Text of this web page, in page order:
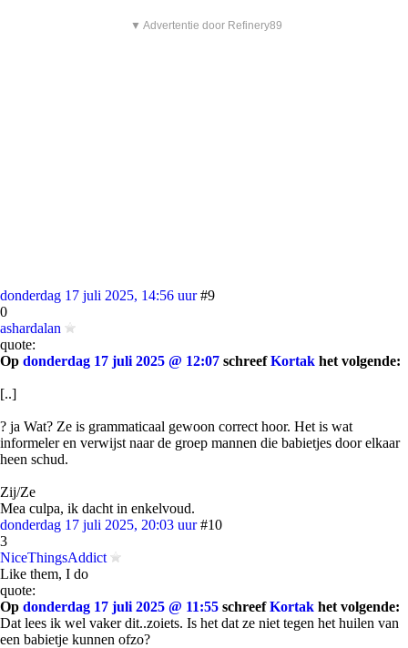
▼ Advertentie door Refinery89
donderdag 17 juli 2025, 14:56 uur #9
0
ashardalan
quote:
Op donderdag 17 juli 2025 @ 12:07 schreefKortak het volgende:
[..]
? ja Wat? Ze is grammaticaal gewoon correct hoor. Het is wat
informeler en verwijst naar de groep mannen die babietjes door elkaar
heen schud.
Zij/Ze
Mea culpa, ik dacht in enkelvoud.
donderdag 17 juli 2025, 20:03 uur #10
3
NiceThingsAddict
Like them, I do
quote:
Op donderdag 17 juli 2025 @ 11:55 schreefKortak het volgende:
Dat lees ik wel vaker dit..zoiets. Is het dat ze niet tegen het huilen van
een babietje kunnen ofzo?